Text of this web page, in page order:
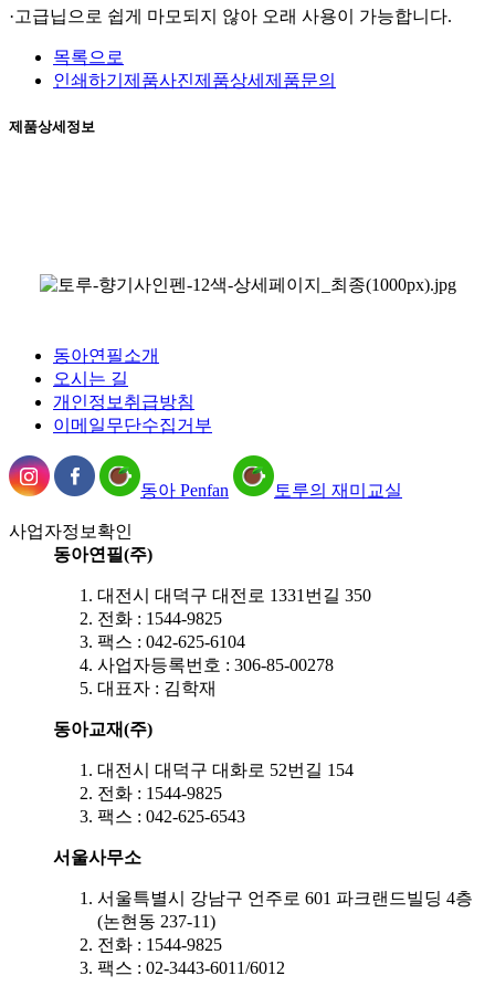
·고급닙으로 쉽게 마모되지 않아 오래 사용이 가능합니다.
목록으로
인쇄하기 제품사진제품상세 제품문의
제품상세정보
동아연필소개
오시는 길
개인정보취급방침
이메일무단수집거부
동아 Penfan 토루의 재미교실
사업자정보확인
동아연필(주)
대전시 대덕구 대전로 1331번길 350
전화 : 1544-9825
팩스 : 042-625-6104
사업자등록번호 : 306-85-00278
대표자 : 김학재
동아교재(주)
대전시 대덕구 대화로 52번길 154
전화 : 1544-9825
팩스 : 042-625-6543
서울사무소
서울특별시 강남구 언주로 601 파크랜드빌딩 4층
(논현동 237-11)
전화 : 1544-9825
팩스 : 02-3443-6011/6012